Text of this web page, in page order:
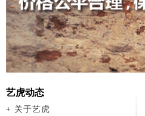
艺虎动态
+ 关于艺虎